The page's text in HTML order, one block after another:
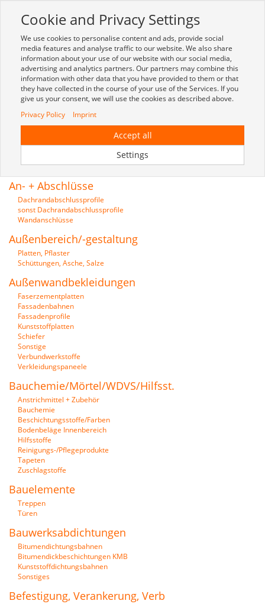
Zur mobilen Kompaktversion (Login erforderlich)
Toggle
navigation
Unser Sortiment nach Gruppen
sortiert:
An- + Abschlüsse
Dachrandabschlussprofile
sonst Dachrandabschlussprofile
Wandanschlüsse
Außenbereich/-gestaltung
Platten, Pflaster
Schüttungen, Asche, Salze
Außenwandbekleidungen
Faserzementplatten
Fassadenbahnen
Fassadenprofile
Kunststoffplatten
Schiefer
Sonstige
Verbundwerkstoffe
Verkleidungspaneele
Bauchemie/Mörtel/WDVS/Hilfsst.
Anstrichmittel + Zubehör
Bauchemie
Beschichtungsstoffe/Farben
Bodenbeläge Innenbereich
Hilfsstoffe
Reinigungs-/Pflegeprodukte
Tapeten
Zuschlagstoffe
Bauelemente
Treppen
Türen
Bauwerksabdichtungen
Bitumendichtungsbahnen
Bitumendickbeschichtungen KMB
Kunststoffdichtungsbahnen
Sonstiges
Befestigung, Verankerung, Verb
Cookie and Privacy Settings
We use cookies to personalise content and ads, provide social
media features and analyse traffic to our website. We also share
information about your use of our website with our social media,
advertising and analytics partners. Our partners may combine this
information with other data that you have provided to them or that
they have collected in the course of your use of the Services. If you
give us your consent, we will use the cookies as described above.
Privacy Policy
Imprint
Accept all
Settings